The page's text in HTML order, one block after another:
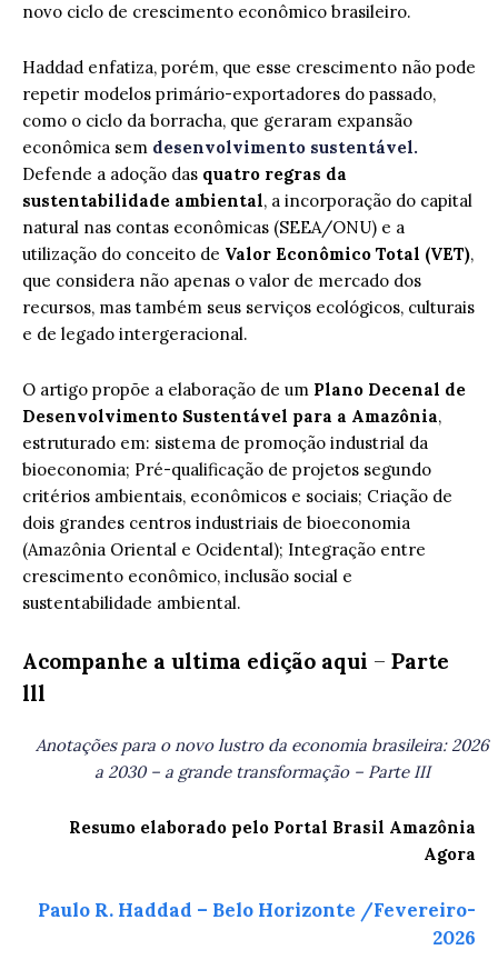
novo ciclo de crescimento econômico brasileiro.
Haddad enfatiza, porém, que esse crescimento não pode
repetir modelos primário-exportadores do passado,
como o ciclo da borracha, que geraram expansão
econômica sem desenvolvimento sustentável.
Defende a adoção das quatro regras da
sustentabilidade ambiental, a incorporação do capital
natural nas contas econômicas (SEEA/ONU) e a
utilização do conceito de Valor Econômico Total (VET),
que considera não apenas o valor de mercado dos
recursos, mas também seus serviços ecológicos, culturais
e de legado intergeracional.
O artigo propõe a elaboração de um Plano Decenal de
Desenvolvimento Sustentável para a Amazônia,
estruturado em: sistema de promoção industrial da
bioeconomia; Pré-qualificação de projetos segundo
critérios ambientais, econômicos e sociais; Criação de
dois grandes centros industriais de bioeconomia
(Amazônia Oriental e Ocidental); Integração entre
crescimento econômico, inclusão social e
sustentabilidade ambiental.
Acompanhe a ultima edição aqui – Parte
lll
Anotações para o novo lustro da economia brasileira: 2026
a 2030 – a grande transformação – Parte III
Resumo elaborado pelo Portal Brasil Amazônia
Agora
Paulo R. Haddad – Belo Horizonte /Fevereiro-
2026